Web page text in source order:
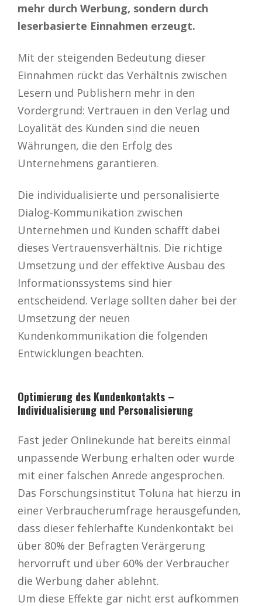
mehr durch Werbung, sondern durch
leserbasierte Einnahmen erzeugt.
Mit der steigenden Bedeutung dieser
Einnahmen rückt das Verhältnis zwischen
Lesern und Publishern mehr in den
Vordergrund: Vertrauen in den Verlag und
Loyalität des Kunden sind die neuen
Währungen, die den Erfolg des
Unternehmens garantieren.
Die individualisierte und personalisierte
Dialog-Kommunikation zwischen
Unternehmen und Kunden schafft dabei
dieses Vertrauensverhältnis. Die richtige
Umsetzung und der effektive Ausbau des
Informationssystems sind hier
entscheidend. Verlage sollten daher bei der
Umsetzung der neuen
Kundenkommunikation die folgenden
Entwicklungen beachten.
Optimierung des Kundenkontakts –
Individualisierung und Personalisierung
Fast jeder Onlinekunde hat bereits einmal
unpassende Werbung erhalten oder wurde
mit einer falschen Anrede angesprochen.
Das Forschungsinstitut Toluna hat hierzu in
einer Verbraucherumfrage herausgefunden,
dass dieser fehlerhafte Kundenkontakt bei
über 80% der Befragten Verärgerung
hervorruft und über 60% der Verbraucher
die Werbung daher ablehnt.
Um diese Effekte gar nicht erst aufkommen